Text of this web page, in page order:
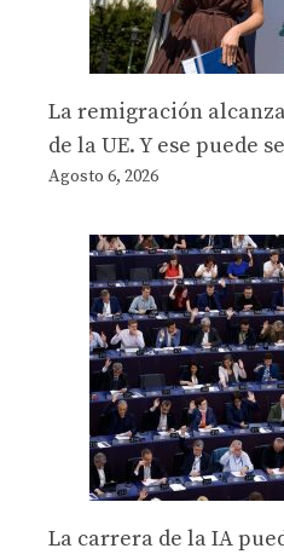
La remigración
de la UE. Y ese puede
Agosto 6, 2026
La carrera de la IA